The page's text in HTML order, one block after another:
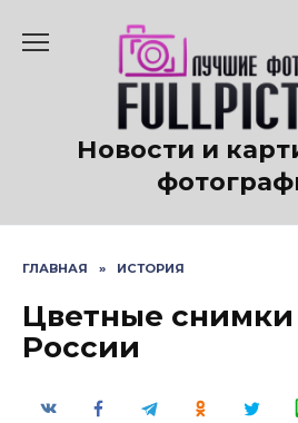
содержанию
Новости и
ГЛАВНАЯ » ИСТОРИЯ
Цветные снимки
России